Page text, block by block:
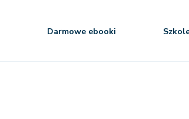
Darmowe ebooki